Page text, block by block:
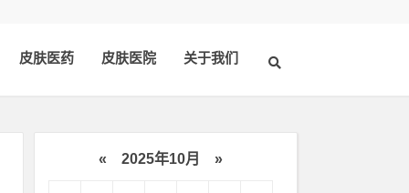
皮肤医药 皮肤医院 关于我们
« 2025年10月 »